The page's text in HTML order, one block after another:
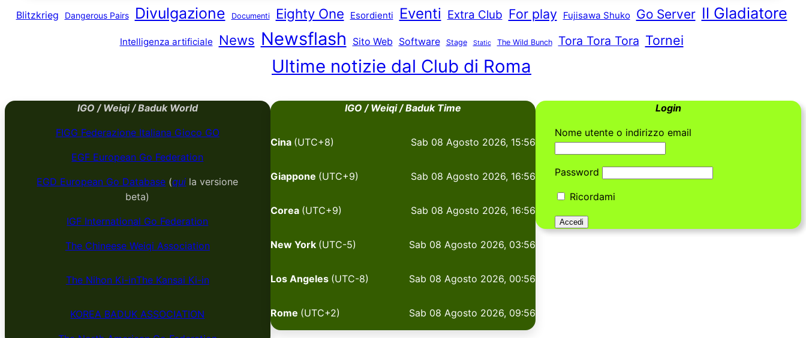
Blitzkrieg Dangerous Pairs Divulgazione Documenti Eighty One Esordienti Eventi Extra Club For play Fujisawa Shuko Go Server Il Gladiatore
Intelligenza artificiale News Newsflash Sito Web Software Stage Static The Wild Bunch Tora Tora Tora Tornei
Ultime notizie dal Club di Roma
IGO / Weiqi / Baduk World
FIGG Federazione Italiana Gioco GO
EGF European Go Federation
EGD European Go Database (qui la versione
beta)
IGF International Go Federation
The Chineese Weiqi Association
The Nihon Ki-inThe Kansai Ki-in
KOREA BADUK ​​​​ASSOCIATION
IGO / Weiqi / Baduk Time
Cina (UTC+8) Sab 08 Agosto 2026, 15:56
Giappone (UTC+9) Sab 08 Agosto 2026, 16:56
Corea (UTC+9) Sab 08 Agosto 2026, 16:56
New York (UTC-5) Sab 08 Agosto 2026, 03:56
Los Angeles (UTC-8) Sab 08 Agosto 2026, 00:56
Rome (UTC+2) Sab 08 Agosto 2026, 09:56
Login
Nome utente o indirizzo email
Password
Ricordami